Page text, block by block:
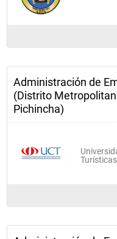
Administración de
(Distrito
Pichincha)
Turísticas